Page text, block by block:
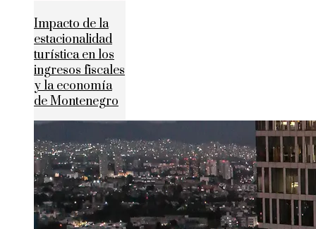
Impacto de la
estacionalidad
turística en los
ingresos fiscales
y la economía
de Montenegro